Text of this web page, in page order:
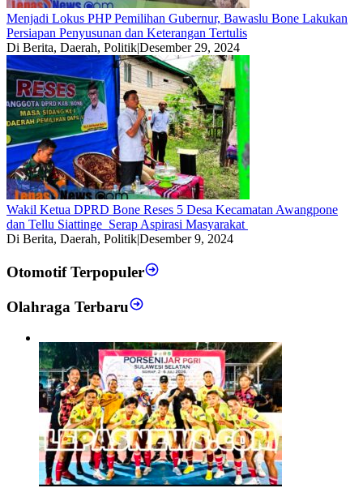
Menjadi Lokus PHP Pemilihan Gubernur, Bawaslu Bone Lakukan
Persiapan Penyusunan dan Keterangan Tertulis
Di Berita, Daerah, Politik|Desember 29, 2024
Wakil Ketua DPRD Bone Reses 5 Desa Kecamatan Awangpone
dan Tellu Siattinge Serap Aspirasi Masyarakat
Di Berita, Daerah, Politik|Desember 9, 2024
Otomotif Terpopuler
Olahraga Terbaru